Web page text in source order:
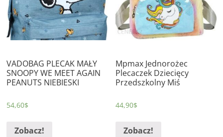
VADOBAG PLECAK MAŁY
SNOOPY WE MEET AGAIN
PEANUTS NIEBIESKI
54,60$
Zobacz!
Mpmax Jednorożec
Plecaczek Dziecięcy
Przedszkolny Miś
44,90$
Zobacz!